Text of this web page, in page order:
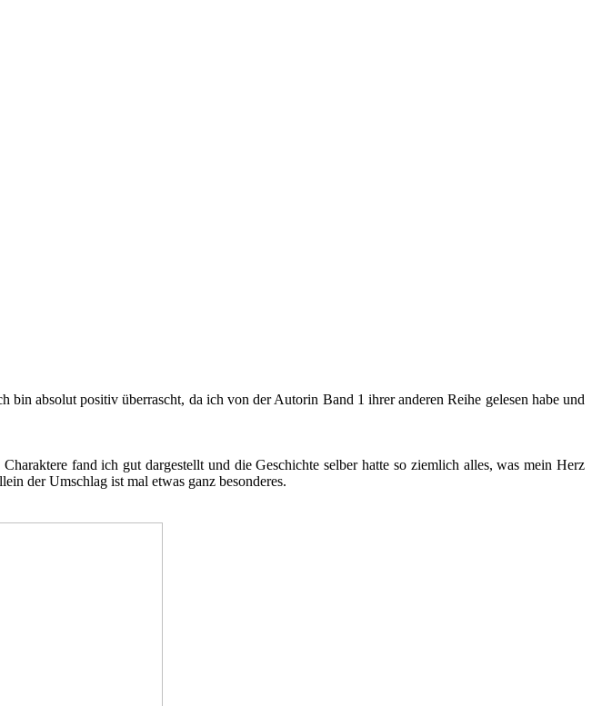
absolut positiv überrascht, da ich von der Autorin Band 1 ihrer anderen Reihe gelesen habe und
fand ich gut dargestellt und die Geschichte selber hatte so ziemlich alles, was mein Herz
der Umschlag ist mal etwas ganz besonderes.